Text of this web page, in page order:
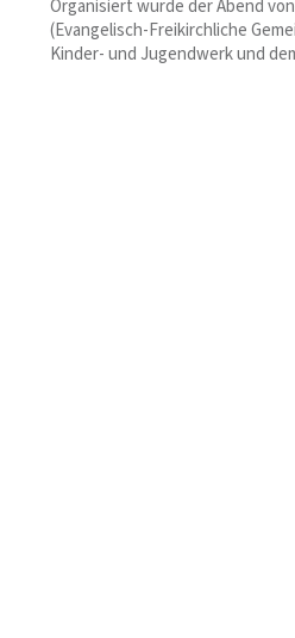
Organisiert wurde der Abend
(Evangelisch-Freikirchliche
Kinder- und Jugendwerk und